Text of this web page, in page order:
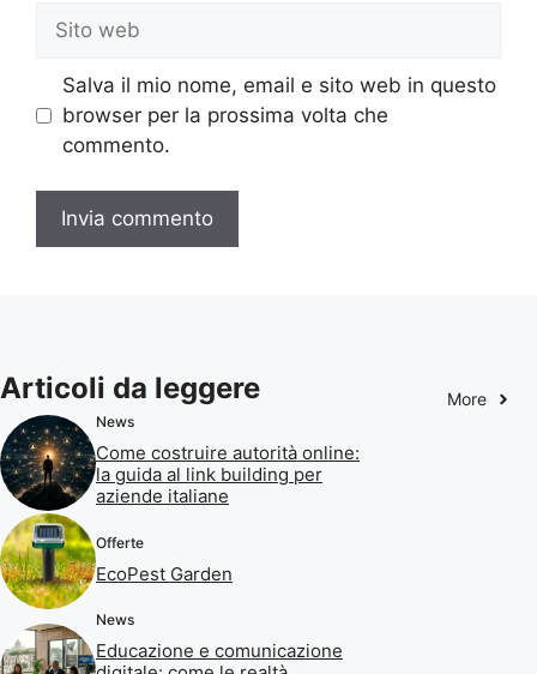
web
Salva il mio nome, email e sito web in questo
browser per la prossima volta che
commento.
Articoli da leggere More
News
Come costruire autorità online:
la guida al link building per
aziende italiane
Offerte
EcoPest Garden
News
Educazione e comunicazione